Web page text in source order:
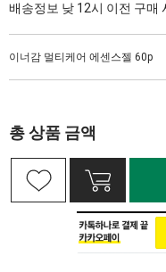
배송정보 낮 12시 이전 구매
이너감 멀티케어 에센스젤 60p
총 상품 금액